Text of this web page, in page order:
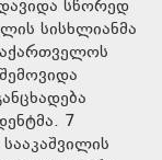
სწორედ
სისხლიანმა
7